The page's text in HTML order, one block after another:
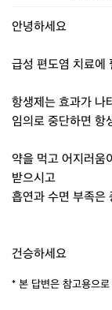
안녕하세요
급성 편도염 치료에
항생제는 효과가 나
임의로 중단하면 항
약을 먹고 어지러움
받으시고
흡연과 수면 부족은
건승하세요
* 본 답변은 참고용으